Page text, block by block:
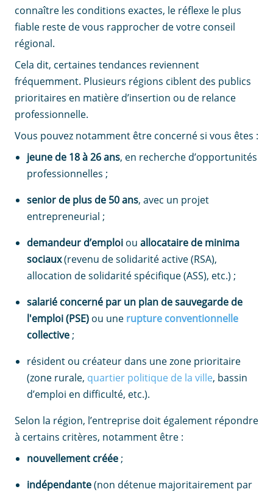
connaître les conditions exactes, le réflexe le plus
fiable reste de vous rapprocher de votre conseil
régional.
Cela dit, certaines tendances reviennent
fréquemment. Plusieurs régions ciblent des publics
prioritaires en matière d’insertion ou de relance
professionnelle.
Vous pouvez notamment être concerné si vous êtes :
jeune de 18 à 26 ans, en recherche d’opportunités
professionnelles ;
senior de plus de 50 ans, avec un projet
entrepreneurial ;
demandeur d’emploi ou allocataire de minima
sociaux(revenu de solidarité active (RSA),
allocation de solidarité spécifique (ASS), etc.) ;
salarié concerné par un plan de sauvegarde de
l'emploi (PSE) ou une rupture conventionnelle
collective ;
résident ou créateur dans une zone prioritaire
(zone rurale, quartier politique de la ville, bassin
d’emploi en difficulté, etc.).
Selon la région, l’entreprise doit également répondre
à certains critères, notamment être :
nouvellement créée ;
indépendante(non détenue majoritairement par